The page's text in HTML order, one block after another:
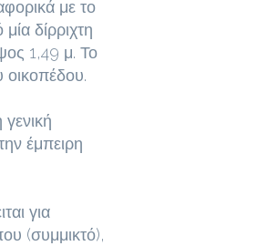
με το
δίρριχτη
1,49 μ. Το
οικοπέδου.
έμπειρη
για
(συμμικτό),